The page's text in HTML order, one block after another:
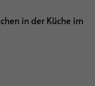
in der Küche im